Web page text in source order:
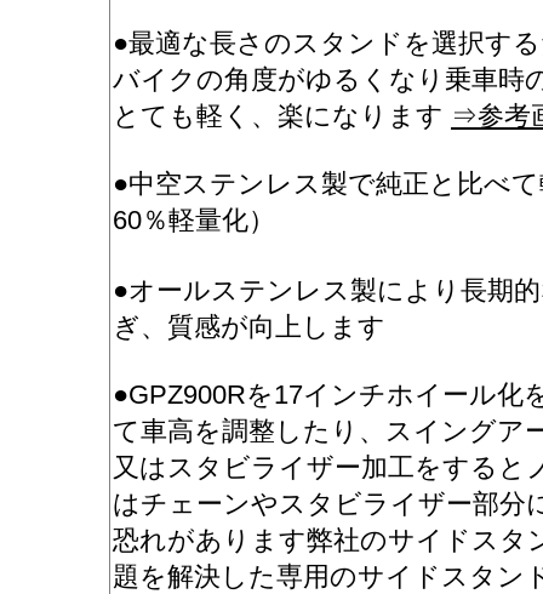
●最適な長さのスタンドを選択す
バイクの角度がゆるくなり乗車時
とても軽く、楽になります ⇒参考
●中空ステンレス製で純正と比べ
60％軽量化）
●オールステンレス製により長期
ぎ、質感が向上します
●GPZ900Rを17インチホイール
て車高を調整したり、スイングア
又はスタビライザー加工をすると
はチェーンやスタビライザー部分
恐れがあります弊社のサイドスタ
題を解決した専用のサイドスタン